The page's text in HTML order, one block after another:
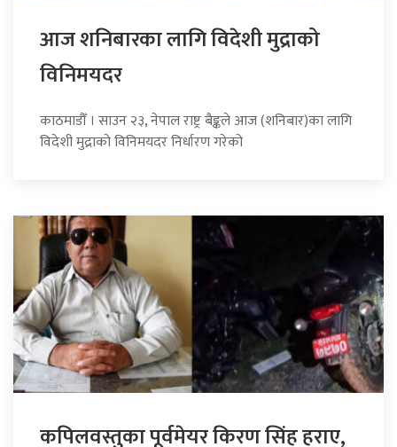
आज शनिबारका लागि विदेशी मुद्राको
विनिमयदर
काठमाडौँ । साउन २३, नेपाल राष्ट्र बैङ्कले आज (शनिबार)का लागि
विदेशी मुद्राको विनिमयदर निर्धारण गरेको
कपिलवस्तुका पूर्वमेयर किरण सिंह हराए,